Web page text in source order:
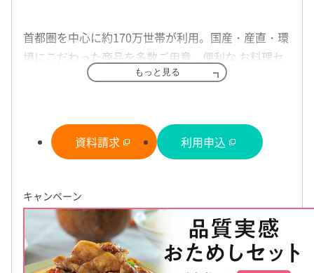
体験を通した食育活動も行っています。
味噌作りや牧場見学、田植えやお茶摘み体験など、普段はでき
しめます。
何気なく食べているものがどうやって作られるのか。楽しく学
材をお届けします
国産素材を基本に、不要な添加物はできるだけ使わず、素材の
材をお届けします。農産物も独自の基準で農薬使用を減らしま
便利な離乳食や誕生日のプレゼント、ご利
用手数料の割引などおトクなサービスが充
離乳食の悩みを解決する、下ごしらえ不要で使える便利な離乳食
プが豊富。また、お子さまのすこやかな成長を祈って、生後6カ
プレゼントをご用意しています（申し込み制）。ママ＆パパに
て割引も。妊娠中からお子さまの小学校入学まで宅配料金がずっ
首都圏を中心に約170万世帯が利用。国産・産直・環
境にこだわった商品を多数ご用意。便利な お料理セ
ット（ミールキット）、離乳食シリーズ、パンや調
冷凍食品が充実しており、ドライアイスなど保管に
適した状態でお届けします。ご不在時でも安心 の置
もOK！ 生協初の「おためし宅配」は、3週間、出資
金（入会金）、手数料（配送料）無料でおトクに宅
配 サービスのご利用ができます。
もっと見る
資料請求 利用申込
キャンペーン